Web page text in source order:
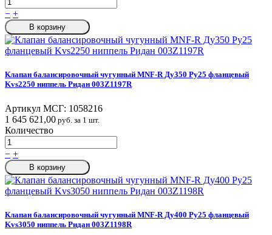
− +
В корзину
Клапан балансировочный чугунный MNF-R Ду350 Ру25 фланцевый
Kvs2250 ниппель Ридан 003Z1197R
Артикул МСГ: 1058216
1 645 621,00 руб. за 1 шт.
Количество
− +
В корзину
Клапан балансировочный чугунный MNF-R Ду400 Ру25 фланцевый
Kvs3050 ниппель Ридан 003Z1198R